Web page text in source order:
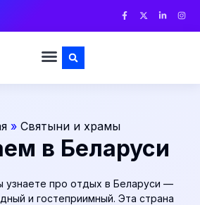
» Святыни и храмы
в Беларуси
узнаете про отдых в Беларуси —
и гостеприимный. Эта страна